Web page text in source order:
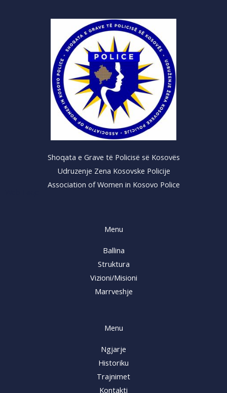
Shoqata e Grave të Policisë së Kosovës
Udruzenje Zena Kosovske Policije
Association of Women in Kosovo Police
Menu
Ballina
Struktura
Vizioni/Misioni
Marrveshje
Menu
Ngjarje
Historiku
Trajnimet
Kontakti